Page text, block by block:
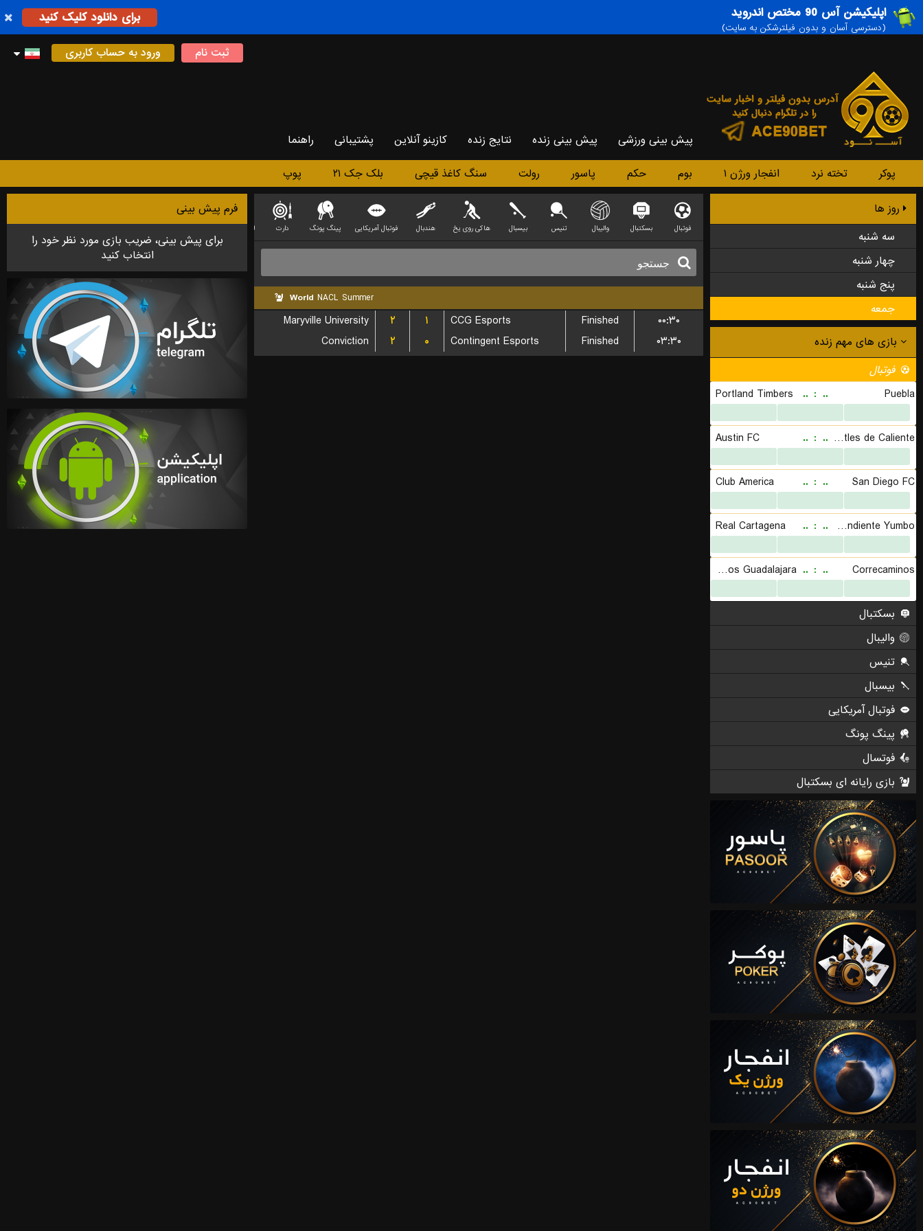
اپلیکیشن آس 90 مختص اندروید
(دسترسی آسان و بدون فیلترشکن به سایت)
برای دانلود کلیک کنید
ثبت نام ورود به حساب کاربری
پیش بینی ورزشی پیش بینی زنده نتایج زنده کازینو آنلاین پشتیبانی راهنما
پوکر تخته نرد انفجار ورژن ۱ بوم حکم پاسور رولت سنگ کاغذ قیچی بلک جک ۲۱ پوپ
روز ها
سه شنبه
چهار شنبه
پنج شنبه
جمعه
فوتبال بسکتبال والیبال تنیس بیسبال هاکی روی یخ هندبال فوتبال آمریکایی پینگ پونگ دارت لیگ فوتبال استرالیایی
World NACL Summer
Maryville University ۲ ۱ CCG Esports Finished
۰۰:۳۰
Conviction
۲ ۰ Contingent Esports Finished ۰۳:۳۰
فرم پیش بینی
برای پیش بینی، ضریب بازی مورد نظر خود را
انتخاب کنید